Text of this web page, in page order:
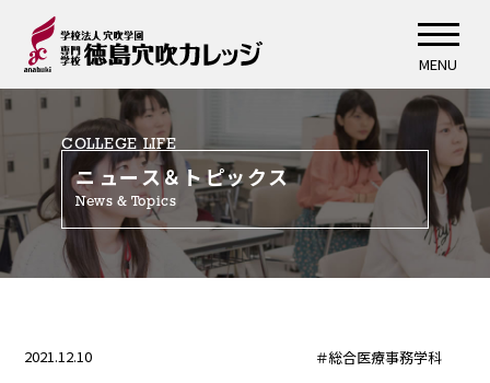
MENU
COLLEGE LIFE
ニュース＆トピックス
News & Topics
2021.12.10 ＃総合医療事務学科